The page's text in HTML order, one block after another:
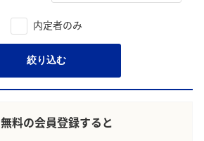
内定者のみ
絞り込む
無料の会員登録すると